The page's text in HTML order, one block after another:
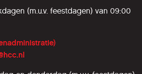
(m.u.v. feestdagen) van 09:00